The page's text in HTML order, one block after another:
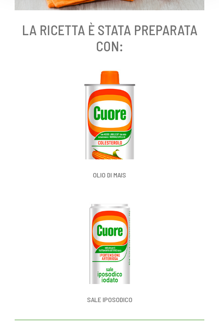
LA RICETTA È STATA PREPARATA
CON:
OLIO DI MAIS
SALE IPOSODICO